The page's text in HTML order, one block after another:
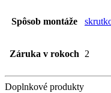
Spôsob montáže
Záruka v rokoch 2
Doplnkové produkty